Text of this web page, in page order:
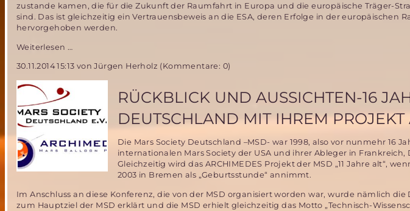
zustande kamen, die für die Zukunft der Raumfahrt in Europa und die europäische Träger-
sind. Das ist gleichzeitig ein Vertrauensbeweis an die ESA, deren Erfolge in der europäischen
hervorgehoben werden.
Weiterlesen …
entscheidet
über
europäischen
Träger
30.11.2014 15:13 von Jürgen Herholz (Kommentare: 0)
RÜCKBLICK UND AUSSICHTEN-16
DEUTSCHLAND MIT IHREM
Die Mars Society Deutschland –MSD- war 1998, also vor nunmehr 16
internationalen Mars Society der USA und ihrer Ableger in
Gleichzeitig wird das ARCHIMEDES Projekt der MSD „11 Jahre alt“,
2003 in Bremen als „Geburtsstunde“ annimmt.
Im Anschluss an diese Konferenz, die von der MSD organisiert worden war, wurde nämlich die
zum Hauptziel der MSD erklärt und die MSD erhielt gleichzeitig das Motto „Technisch-